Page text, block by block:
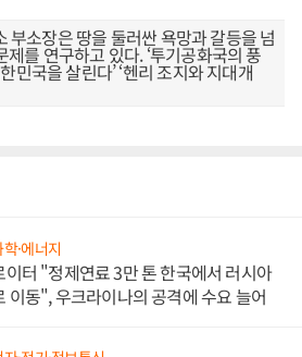
부소장은 땅을 둘러싼 욕망과 갈등을 넘
를 연구하고 있다. ‘투기공화국의 풍
민국을 살린다’ ‘헨리 조지와 지대개
·에너지
이터 "정제연료 3만 톤 한국에서 러시아
이동", 우크라이나의 공격에 수요 늘어